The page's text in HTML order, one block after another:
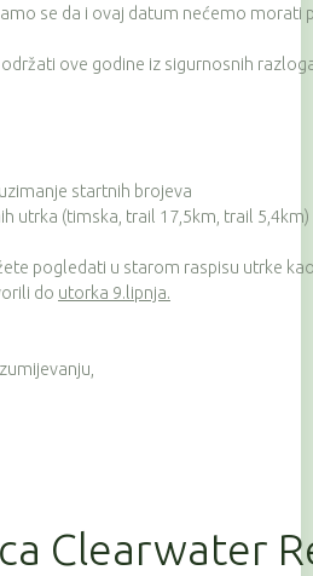
se da i ovaj datum nećemo morati
održati ove godine iz sigurnosnih
startnih brojeva
utrka (timska, trail 17,5km, trail 5,4km)
pogledati u starom raspisu utrke
do utorka 9.lipnja.
Clearwater